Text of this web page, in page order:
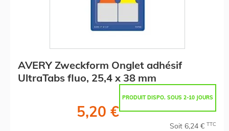
AVERY Zweckform Onglet adhésif
UltraTabs fluo, 25,4 x 38 mm
PRODUIT DISPO. SOUS 2-10 JOURS
5,20 €
Soit 6,24 € TTC